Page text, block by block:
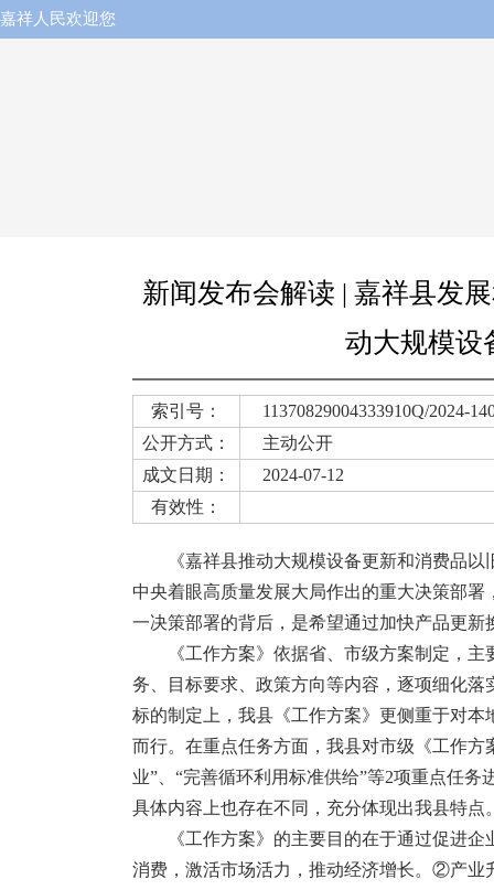
嘉祥人民欢迎您
新闻发布会解读 | 嘉祥县发
动大规模设
索引号：
11370829004333910Q/2024-
公开方式：
主动公开
成文日期：
2024-07-12
有效性：
《嘉祥县推动大规模设备更新和消费品
中央着眼高质量发展大局作出的重大决策部
一决策部署的背后，‌是希望通过加快产品更
《工作方案》依据省、市级方案制定，
务、目标要求、政策方向等内容，逐项细化
标的制定上，我县《工作方案》更侧重于对
而行。在重点任务方面，我县对市级《工作
业”、“完善循环利用标准供给”等2项重点任
具体内容上也存在不同，充分体现出我县特点
《工作方案》 的主要目的在于通过促进
消费，激活市场活力，推动经济增长。②产业